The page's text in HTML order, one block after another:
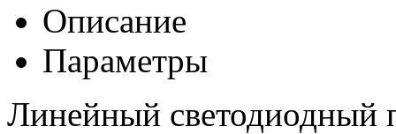
Описание
Параметры
Линейный светодиодный